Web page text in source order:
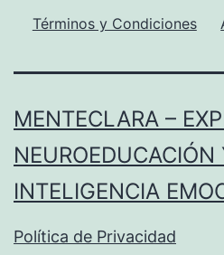
Términos y Condiciones
MENTECLARA –
INTELIGENCIA
Política de Privacidad